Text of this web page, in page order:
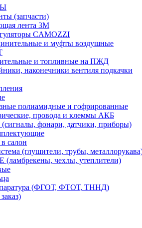
(запчасти)
лента 3М
CAMOZZI
и муфты воздушные
и топливные на ПЖД
наконечники вентиля подкачки
полиамидные и гофрированные
провода и клеммы АКБ
(сигналы, фонари, датчики, приборы)
салон
(глушители, трубы,
чехлы, утеплители)
(ФГОТ, ФТОТ, ТННД)